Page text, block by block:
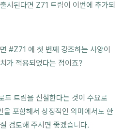
시된다면 Z71 트림이 이번에 추가되
#Z71 에 첫 번째 강조하는 사양이
가 적용되었다는 점이죠?
드 트림을 신설한다는 것이 수요로
을 포함해서 상징적인 의미에서도 한
검토해 주시면 좋겠습니다.